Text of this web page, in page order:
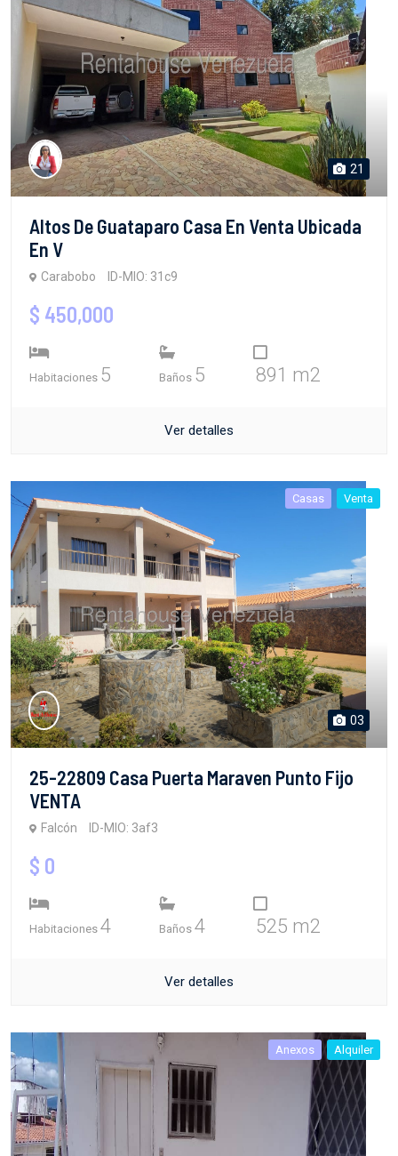
21
Altos De Guataparo Casa En Venta Ubicada
En V
Carabobo ID-MIO: 31c9
$ 450,000
Habitaciones 5 Baños 5 891 m2
Ver detalles
Casas Venta
03
25-22809 Casa Puerta Maraven Punto Fijo
VENTA
Falcón ID-MIO: 3af3
$ 0
Habitaciones 4 Baños 4 525 m2
Ver detalles
Anexos Alquiler